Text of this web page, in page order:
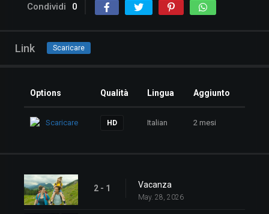
Condividi 0
Link Scaricare
Options Qualità Lingua Aggiunto
Scaricare HD Italian 2 mesi
2 - 1 Vacanza
May. 28, 2026